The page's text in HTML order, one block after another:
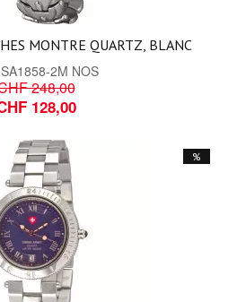
MONTRE QUARTZ, BLANC
SA1858-2M NOS
248,00
128,00
%